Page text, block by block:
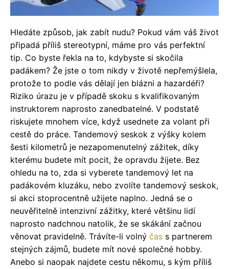
Hledáte způsob, jak zabít nudu? Pokud vám váš život
připadá příliš stereotypní, máme pro vás perfektní
tip. Co byste řekla na to, kdybyste si skočila
padákem? Že jste o tom nikdy v životě nepřemýšlela,
protože to podle vás dělají jen blázni a hazardéři?
Riziko úrazu je v případě skoku s kvalifikovaným
instruktorem naprosto zanedbatelné. V podstatě
riskujete mnohem více, když usednete za volant při
cestě do práce. Tandemový seskok z výšky kolem
šesti kilometrů je nezapomenutelný zážitek, díky
kterému budete mít pocit, že opravdu žijete. Bez
ohledu na to, zda si vyberete tandemový let na
padákovém kluzáku, nebo zvolíte tandemový seskok,
si akci stoprocentně užijete naplno. Jedná se o
neuvěřitelně intenzivní zážitky, které většinu lidí
naprosto nadchnou natolik, že se skákání začnou
věnovat pravidelně. Trávíte-li volný čas s partnerem
stejných zájmů, budete mít nové společné hobby.
Anebo si naopak najdete cestu někomu, s kým příliš